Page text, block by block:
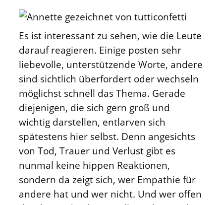
Es ist interessant zu sehen, wie die Leute
darauf reagieren. Einige posten sehr
liebevolle, unterstützende Worte, andere
sind sichtlich überfordert oder wechseln
möglichst schnell das Thema. Gerade
diejenigen, die sich gern groß und
wichtig darstellen, entlarven sich
spätestens hier selbst. Denn angesichts
von Tod, Trauer und Verlust gibt es
nunmal keine hippen Reaktionen,
sondern da zeigt sich, wer Empathie für
andere hat und wer nicht. Und wer offen